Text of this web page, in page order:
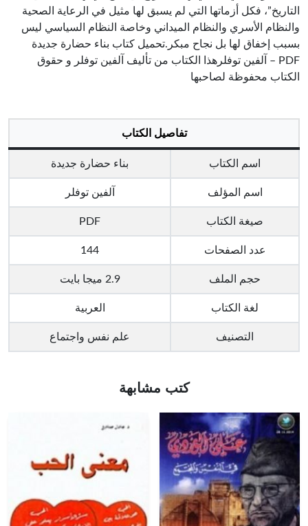
التاريخ”، فكل أزماتها التي لم يسبق لها مثيل في الرعاية الصحية
والنظام الأسري والنظام الميداني وخاصة النظام السياسي ليس
بسبب إخفاق لها بل نجاح مبكر.تحميل كتاب بناء حضارة جديدة
PDF – آلفين توفلرهذا الكتاب من تأليف آلفين توفلر و حقوق
الكتاب محفوظة لصاحبها
تفاصيل الكتاب
اسم الكتاب بناء حضارة جديدة
اسم المؤلف آلفين توفلر
صيغة الكتاب PDF
عدد الصفحات 144
حجم الملف 2.9 ميجا بايت
لغة الكتاب العربية
التصنيف علم نفس واجتماع
كتب مشابهة